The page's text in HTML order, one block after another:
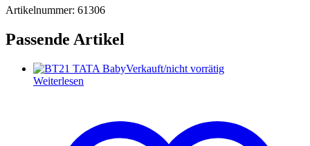
Artikelnummer: 61306
Passende Artikel
Verkauft/nicht vorrätig
Weiterlesen